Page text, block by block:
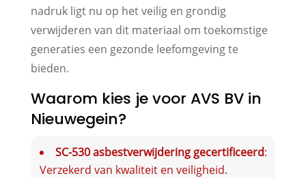
nadruk ligt nu op het veilig en grondig
verwijderen van dit materiaal om toekomstige
generaties een gezonde leefomgeving te
bieden.
Waarom kies je voor AVS BV in
Nieuwegein?
SC-530 asbestverwijdering gecertificeerd:
Verzekerd van kwaliteit en veiligheid.